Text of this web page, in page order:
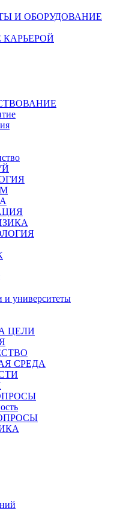
И ОБОРУДОВАНИЕ
КАРЬЕРОЙ
и университеты
ЦЕЛИ
СРЕДА